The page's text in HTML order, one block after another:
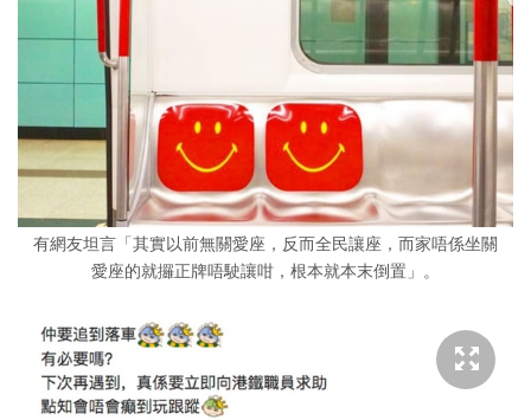
有網友坦言「其實以前無關愛座，反而全民讓座，而家唔係坐關
愛座的就攞正牌唔駛讓咁，根本就本末倒置」。